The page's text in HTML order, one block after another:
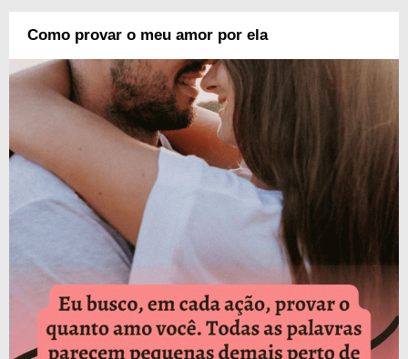
Como provar o meu amor por ela